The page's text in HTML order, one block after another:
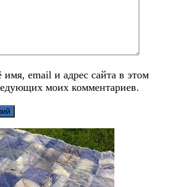
email и адрес сайта в этом
моих комментариев.